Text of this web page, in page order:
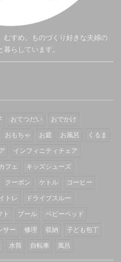
むすめ。ものづくり好きな夫婦の
らしています。
おてつだい
おでかけ
おもちゃ お庭 お風呂
くるま
インフィニティチェア
カフェ
キッズシューズ
クーポン ケトル
コーヒー
トレ
ドライブスルー
ト プール
ベビーベッド
サー 修理 収納
子ども包丁
水筒 自転車 風呂